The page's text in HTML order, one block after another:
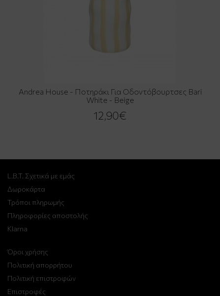
Andrea House - Ποτηράκι Για Οδοντόβουρτσες Bari
White - Beige
12,90€
L.B.T. Σχετικά με εμάς
Δωροκάρτα
Τρόποι πληρωμής
Πληροφορίες αποστολής
Klarna
Όροι χρήσης
Πολιτική απορρήτου
Πολιτική επιστροφών
Επιστροφές